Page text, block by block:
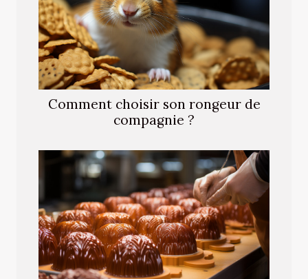
Comment choisir son rongeur de
compagnie ?